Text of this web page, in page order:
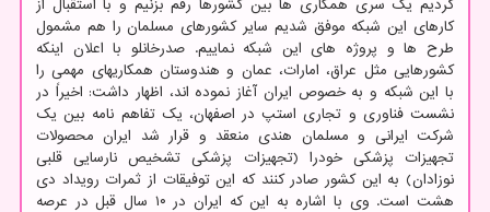
کردیم یک سری همکاری ها بین کشورها رقم بزنیم و با استقبال از
کارهای این شبکه موفق شدیم سایر کشورهای مسلمان را هم مشمول
طرح ها و پروژه های این شبکه نماییم. صدرخانلو با اعلان اینکه
کشورهایی مثل عراق، امارات، عمان و هندوستان همکاریهای مهمی را
با این شبکه و به خصوص ایران آغاز نموده اند، اظهار داشت: اخیراً در
نشست فناوری و تجاری استپ در اصفهان، یک تفاهم نامه بین یک
شرکت ایرانی و مسلمان هندی منعقد و قرار شد ایران محصولات
تجهیزات پزشکی خودرا (تجهیزات پزشکی تشخیص نارسایی قلبی
نوزادان) به این کشور صادر کنند که این توفیقات از ثمرات رویداد دی
هشت است. وی با اشاره به این که ایران در ۱۰ سال قبل در عرصه